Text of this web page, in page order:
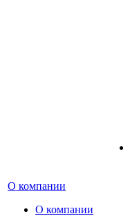
О компании
О компании